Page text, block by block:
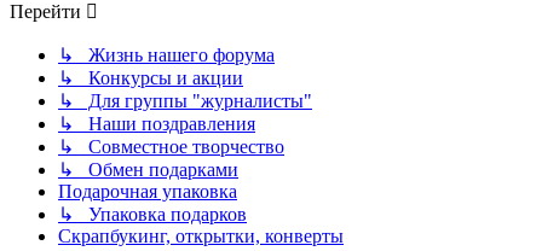
Перейти
↳ Жизнь нашего форума
↳ Конкурсы и акции
↳ Для группы "журналисты"
↳ Наши поздравления
↳ Совместное творчество
↳ Обмен подарками
Подарочная упаковка
↳ Упаковка подарков
Скрапбукинг, открытки, конверты